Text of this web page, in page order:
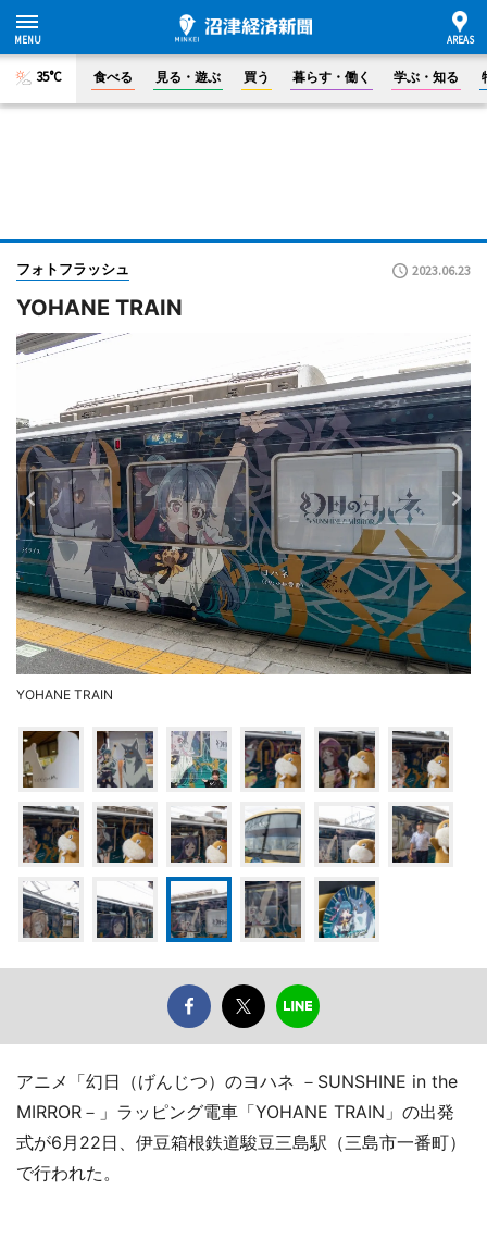
35°C 食べる 見る・遊ぶ 買う 暮らす・働く 学ぶ・知る
フォトフラッシュ 2023.06.23
YOHANE TRAIN
YOHANE TRAIN
アニメ「幻日（げんじつ）のヨハネ －SUNSHINE in the
MIRROR－」ラッピング電車「YOHANE TRAIN」の出発
式が6月22日、伊豆箱根鉄道駿豆三島駅（三島市一番町）
で行われた。